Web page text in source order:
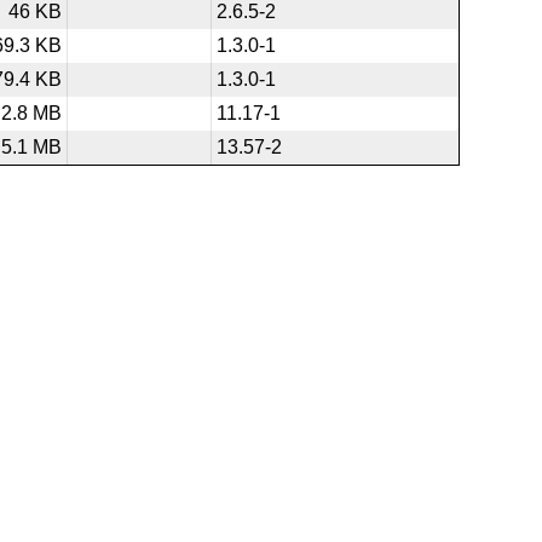
46 KB
2.6.5-2
KB
1.3.0-1
KB
1.3.0-1
2.8 MB
11.17-1
5.1 MB
13.57-2